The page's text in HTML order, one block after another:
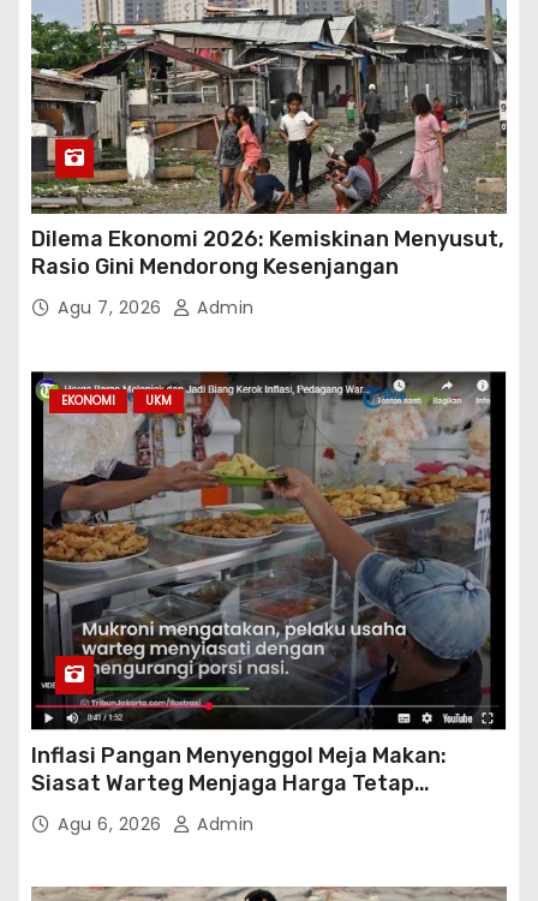
Dilema Ekonomi 2026: Kemiskinan Menyusut,
Rasio Gini Mendorong Kesenjangan
Agu 7, 2026 Admin
EKONOMI UKM
Inflasi Pangan Menyenggol Meja Makan:
Siasat Warteg Menjaga Harga Tetap
Terjangkau
Agu 6, 2026 Admin